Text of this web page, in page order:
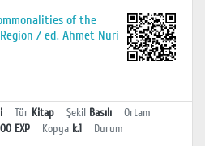
of the
/ ed. Ahmet Nuri
Tür Kitap Şekil Basılı
Ortam
EXP Kopya k.1
Durum